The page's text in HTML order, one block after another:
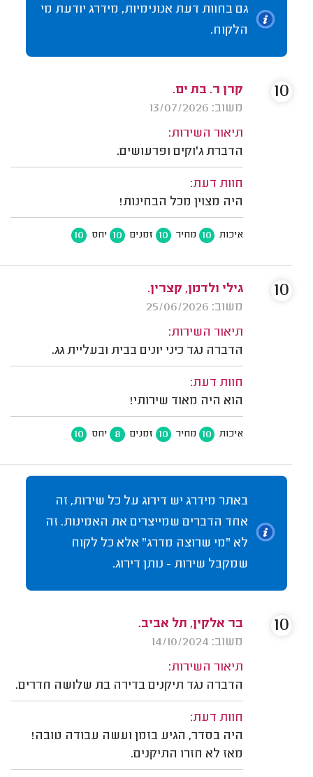
גם בחוות דעת אנונימיות, מידרג יודעת מי
הלקוח.
קרן ר. בת ים.
משוב: 13/07/2026
תיאור השירות:
הדברת ג'וקים ופרעושים.
חוות דעת:
היה מצוין מכל הבחינות!
איכות 10 מחיר 10 זמנים 10 יחס 10
10
גילי ולדמן, קצרין.
משוב: 25/06/2026
תיאור השירות:
הדברה נגד כיני יונים בבית ובעליית גג.
חוות דעת:
הוא היה מאוד שירותי!
איכות 10 מחיר 10 זמנים 8 יחס 10
10
באתר מידרג יש דירוג על כל שירות, זה
אחד הדברים שמייצרים את האמינות. זה
לא "מי שרוצה מדרג" אלא כל לקוח
שמקבל שירות - נותן דירוג.
בר אלקין, תל אביב.
משוב: 14/10/2024
תיאור השירות:
הדברה נגד תיקנים בדירה בת שלושה חדרים.
חוות דעת:
היה בסדר, הגיע בזמן ועשה עבודה טובה!
מאז לא חזרו התיקנים.
10